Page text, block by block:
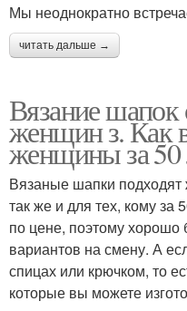
Мы неоднократно
читать дальше →
Вязание
женщин з. Как
женщины за 50
Вязаные шапки
так же и для тех, кому за
по цене, поэтому хорошо
вариантов на смену. А
спицах или крючком, то
которые вы можете